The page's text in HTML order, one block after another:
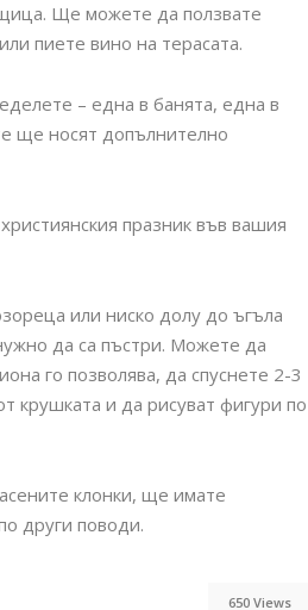
Ще можете да ползвате
пиете вино на терасата.
– една в банята, една в
ще носят допълнително
празник във вашия
или ниско долу до ъгъла
да са пъстри. Можете да
го позволява, да спуснете 2-3
крушката и да рисуват фигури по
клонки, ще имате
други поводи.
650 Views